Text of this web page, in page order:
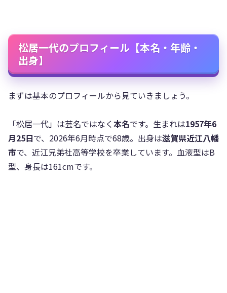
松居一代のプロフィール【本名・年齢・
出身】
まずは基本のプロフィールから見ていきましょう。
「松居一代」は芸名ではなく本名です。生まれは1957年6
月25日で、2026年6月時点で68歳。出身は滋賀県近江八幡
市で、近江兄弟社高等学校を卒業しています。血液型はB
型、身長は161cmです。